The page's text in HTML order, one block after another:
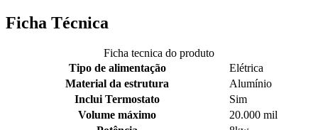
Ficha Técnica
Ficha tecnica do produto
Tipo de alimentação
Elétrica
Material da estrutura
Alumínio
Inclui Termostato
Sim
Volume máximo
20.000 mil